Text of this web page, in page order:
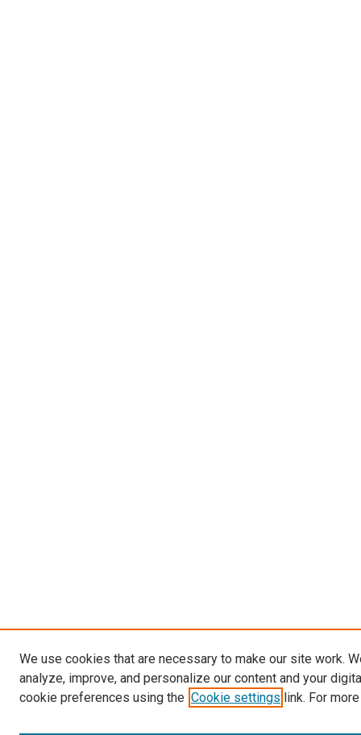
We use cookies that are necessary to make our site work.
analyze, improve, and personalize our content and your
cookie preferences using the Cookie settings link. For